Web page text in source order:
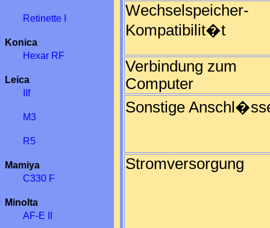
Retinette I
Konica
Hexar RF
Leica
IIf
M3
R5
Mamiya
C330 F
Minolta
AF-E II
Wechselspeicher-
Kompatibilit�t
Verbindung zum
Computer
Sonstige
Stromversorgung